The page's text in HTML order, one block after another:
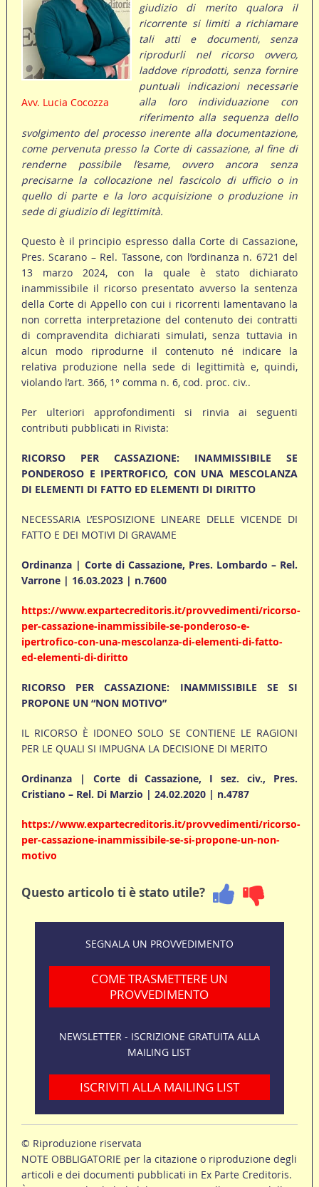
Avv. Lucia Cocozza
giudizio di merito qualora il
ricorrente si limiti a richiamare
tali atti e documenti, senza
riprodurli nel ricorso ovvero,
laddove riprodotti, senza fornire
puntuali indicazioni necessarie
alla loro individuazione con
riferimento alla sequenza dello
svolgimento del processo inerente alla documentazione,
come pervenuta presso la Corte di cassazione, al fine di
renderne possibile l’esame, ovvero ancora senza
precisarne la collocazione nel fascicolo di ufficio o in
quello di parte e la loro acquisizione o produzione in
sede di giudizio di legittimità.
Questo è il principio espresso dalla Corte di Cassazione,
Pres. Scarano – Rel. Tassone, con l’ordinanza n. 6721 del
13 marzo 2024, con la quale è stato dichiarato
inammissibile il ricorso presentato avverso la sentenza
della Corte di Appello con cui i ricorrenti lamentavano la
non corretta interpretazione del contenuto dei contratti
di compravendita dichiarati simulati, senza tuttavia in
alcun modo riprodurne il contenuto né indicare la
relativa produzione nella sede di legittimità e, quindi,
violando l’art. 366, 1° comma n. 6, cod. proc. civ..
Per ulteriori approfondimenti si rinvia ai seguenti
contributi pubblicati in Rivista:
RICORSO PER CASSAZIONE: INAMMISSIBILE SE
PONDEROSO E IPERTROFICO, CON UNA MESCOLANZA
DI ELEMENTI DI FATTO ED ELEMENTI DI DIRITTO
NECESSARIA L’ESPOSIZIONE LINEARE DELLE VICENDE DI
FATTO E DEI MOTIVI DI GRAVAME
Ordinanza | Corte di Cassazione, Pres. Lombardo – Rel.
Varrone | 16.03.2023 | n.7600
https://www.expartecreditoris.it/provvedimenti/ricorso-
per-cassazione-inammissibile-se-ponderoso-e-
ipertrofico-con-una-mescolanza-di-elementi-di-fatto-
ed-elementi-di-diritto
RICORSO PER CASSAZIONE: INAMMISSIBILE SE SI
PROPONE UN “NON MOTIVO”
IL RICORSO È IDONEO SOLO SE CONTIENE LE RAGIONI
PER LE QUALI SI IMPUGNA LA DECISIONE DI MERITO
Ordinanza | Corte di Cassazione, I sez. civ., Pres.
Cristiano – Rel. Di Marzio | 24.02.2020 | n.4787
https://www.expartecreditoris.it/provvedimenti/ricorso-
per-cassazione-inammissibile-se-si-propone-un-non-
motivo
Questo articolo ti è stato utile?
SEGNALA UN PROVVEDIMENTO
COME TRASMETTERE UN
PROVVEDIMENTO
NEWSLETTER - ISCRIZIONE GRATUITA ALLA
MAILING LIST
ISCRIVITI ALLA MAILING LIST
© Riproduzione riservata
NOTE OBBLIGATORIE per la citazione o riproduzione degli
articoli e dei documenti pubblicati in Ex Parte Creditoris.